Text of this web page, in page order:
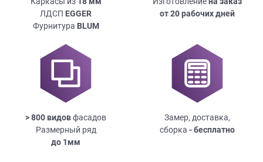
ЛДСП EGGER
Фурнитура BLUM
от 20 рабочих дней
> 800 видовфасадов
Размерный ряд
до 1мм
Замер, доставка,
сборка - бесплатно